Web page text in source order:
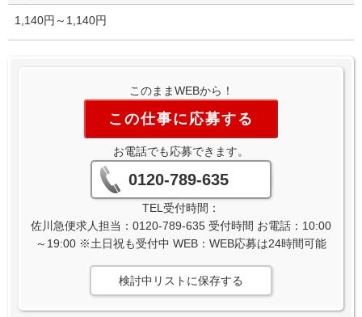
1,140円～1,140円
このままWEBから！
この仕事に応募する
お電話でも応募できます。
0120-789-635
TEL受付時間：
佐川急便求人担当：0120-789-635 受付時間 お電話：10:00
～19:00 ※土日祝も受付中 WEB：WEB応募は24時間可能
検討中リストに保存する